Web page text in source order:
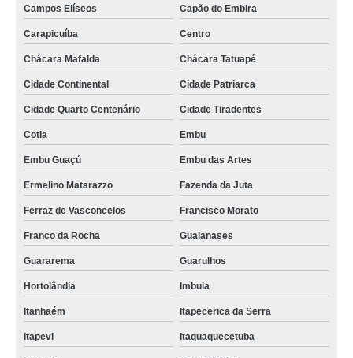
monobloco mussarela orçamento Campos dos Goytacazes
qual o valor de monobloco para queijo mussarela Itaboraí
monobloco mussarela usado preços Santana de Parnaíba
monobloco filadeira queijo preços VILA SIRENE
distribuidor de moldadora monobloco mussarela Contagem
monobloco filadeira mussarela preços Jardim São Roberto
monobloco de mussarela orçamento VILA SIRENE
distribuidor de moldadora monobloco mussarela Pirituba
monobloco filadeira mussarela Belford Roxo
monobloco filadeira mussarela orçamento Santa Cruz do Sul
Campos Elíseos Capão do Embira
Carapicuíba Centro
Chácara Mafalda Chácara Tatuapé
Cidade Continental Cidade Patriarca
Cidade Quarto Centenário Cidade Tiradentes
Cotia Embu
Embu Guaçú Embu das Artes
Ermelino Matarazzo Fazenda da Juta
Ferraz de Vasconcelos Francisco Morato
Franco da Rocha Guaianases
Guararema Guarulhos
Hortolândia Imbuia
Itanhaém Itapecerica da Serra
Itapevi Itaquaquecetuba